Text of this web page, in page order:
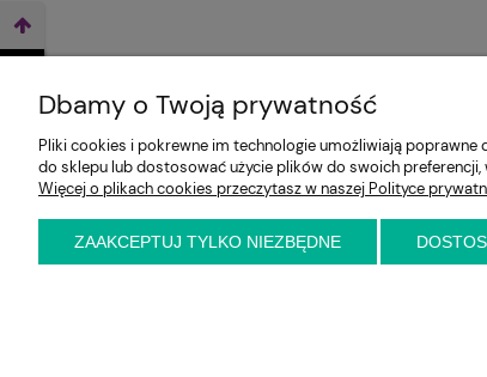
E-KRZESŁO Biuro handlowe (bez ekspozycji). Prosimy
Dbamy o Twoją prywatność
Pliki cookies i pokrewne im technologie umożliwiają
do sklepu lub dostosować użycie plików do swoich
Więcej o plikach cookies przeczytasz w naszej Polityce
ZAAKCEPTUJ TYLKO NIEZBĘDNE